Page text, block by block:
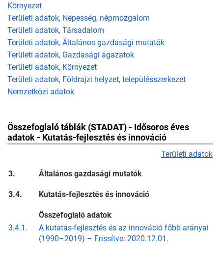
Környezet
Területi adatok, Népesség, népmozgalom
Területi adatok, Társadalom
Területi adatok, Általános gazdasági mutatók
Területi adatok, Gazdasági ágazatok
Területi adatok, Környezet
Területi adatok, Földrajzi helyzet, településszerkezet
Nemzetközi adatok
Összefoglaló táblák (STADAT) - Idősoros éves
adatok - Kutatás-fejlesztés és innováció
Területi adatok
3. Általános gazdasági mutatók
3.4. Kutatás-fejlesztés és innováció
Összefoglaló adatok
3.4.1.
A kutatás-fejlesztés és az innováció főbb arányai
(1990–2019) – Frissítve: 2020.12.01.